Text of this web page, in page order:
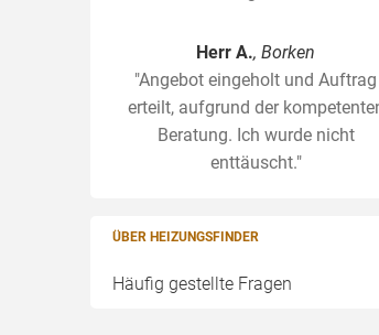
Herr A., Borken
"Angebot eingeholt und Auftrag
erteilt, aufgrund der
Beratung. Ich wurde nicht
enttäuscht."
ÜBER HEIZUNGSFINDER
Häufig gestellte Fragen